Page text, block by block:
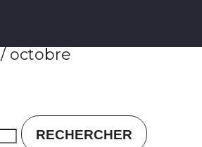
/ octobre